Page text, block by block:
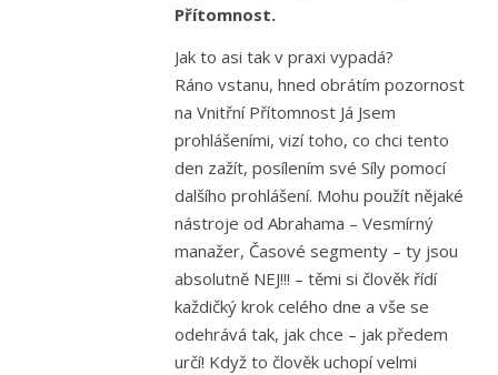
Přítomnost.
Jak to asi tak v praxi vypadá?
Ráno vstanu, hned obrátím pozornost
na Vnitřní Přítomnost Já Jsem
prohlášeními, vizí toho, co chci tento
den zažít, posílením své Síly pomocí
dalšího prohlášení. Mohu použít nějaké
nástroje od Abrahama – Vesmírný
manažer, Časové segmenty – ty jsou
absolutně NEJ!!! – těmi si člověk řídí
každičký krok celého dne a vše se
odehrává tak, jak chce – jak předem
určí! Když to člověk uchopí velmi